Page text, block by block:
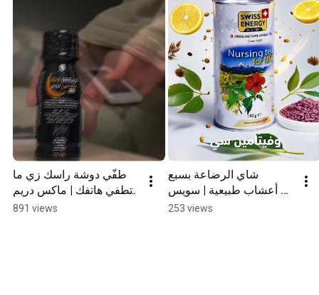
طفّي دوشة راسك زي ما
تطفي هاتفك | ماكس دريم
#Shorts
891 views
شاي الرضاعة بسبع
أعشاب طبيعية | سويس
إنرجي #Shorts253 views